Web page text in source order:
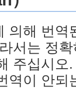
의해 번역
서는 정
주십시오.
역이 안되